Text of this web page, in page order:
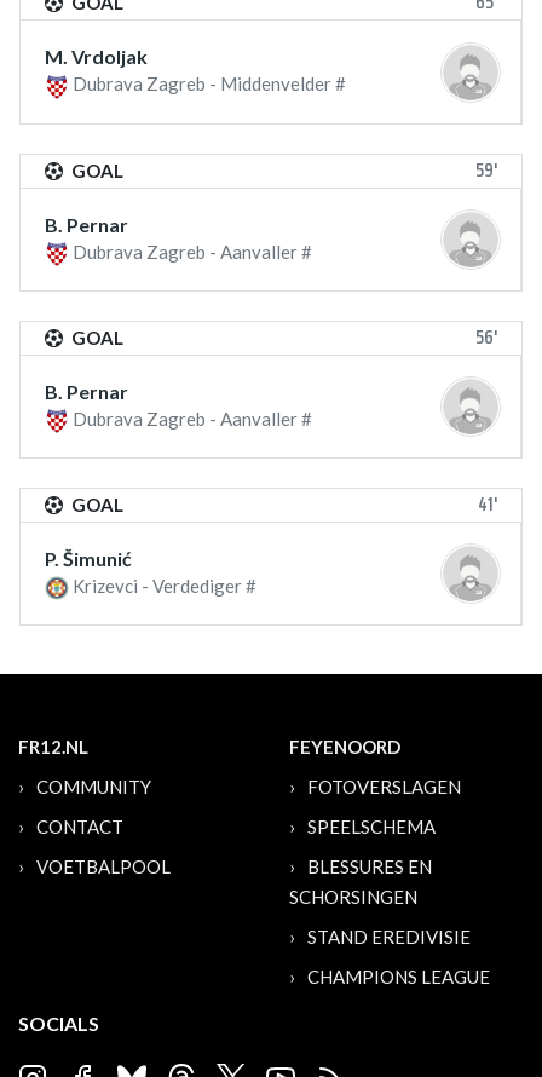
M. Vrdoljak
Dubrava Zagreb - Middenvelder #
GOAL 59'
B. Pernar
Dubrava Zagreb - Aanvaller #
GOAL 56'
B. Pernar
Dubrava Zagreb - Aanvaller #
GOAL 41'
P. Šimunić
Krizevci - Verdediger #
FR12.NL
COMMUNITY
CONTACT
VOETBALPOOL
FEYENOORD
FOTOVERSLAGEN
SPEELSCHEMA
BLESSURES EN
SCHORSINGEN
STAND EREDIVISIE
CHAMPIONS LEAGUE
SOCIALS